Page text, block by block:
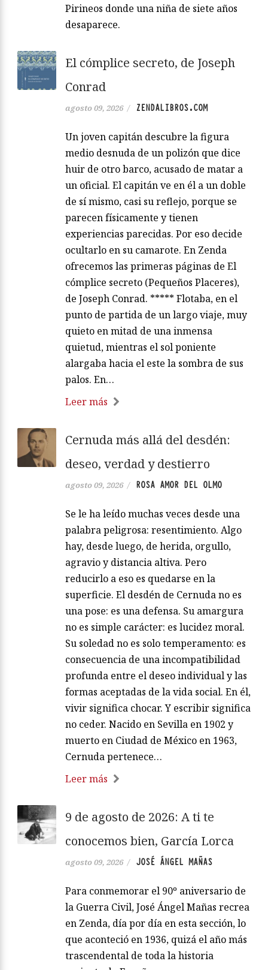
Pirineos donde una niña de siete años
desaparece.
El cómplice secreto, de Joseph
Conrad
agosto 09, 2026 / ZENDALIBROS.COM
Un joven capitán descubre la figura
medio desnuda de un polizón que dice
huir de otro barco, acusado de matar a
un oficial. El capitán ve en él a un doble
de sí mismo, casi su reflejo, porque se
parecen físicamente y tienen
experiencias parecidas. Por eso decide
ocultarlo en su camarote. En Zenda
ofrecemos las primeras páginas de El
cómplice secreto (Pequeños Placeres),
de Joseph Conrad. ***** Flotaba, en el
punto de partida de un largo viaje, muy
quieto en mitad de una inmensa
quietud, mientras el sol poniente
alargaba hacia el este la sombra de sus
palos. En…
Leer más
Cernuda más allá del desdén:
deseo, verdad y destierro
agosto 09, 2026 / ROSA AMOR DEL OLMO
Se le ha leído muchas veces desde una
palabra peligrosa: resentimiento. Algo
hay, desde luego, de herida, orgullo,
agravio y distancia altiva. Pero
reducirlo a eso es quedarse en la
superficie. El desdén de Cernuda no es
una pose: es una defensa. Su amargura
no es simple carácter: es lucidez moral.
Su soledad no es solo temperamento: es
consecuencia de una incompatibilidad
profunda entre el deseo individual y las
formas aceptadas de la vida social. En él,
vivir significa chocar. Y escribir significa
no ceder. Nacido en Sevilla en 1902 y
muerto en Ciudad de México en 1963,
Cernuda pertenece…
Leer más
9 de agosto de 2026: A ti te
conocemos bien, García Lorca
agosto 09, 2026 / JOSÉ ÁNGEL MAÑAS
Para conmemorar el 90º aniversario de
la Guerra Civil, José Ángel Mañas recrea
en Zenda, día por día en esta sección, lo
que aconteció en 1936, quizá el año más
trascendental de toda la historia